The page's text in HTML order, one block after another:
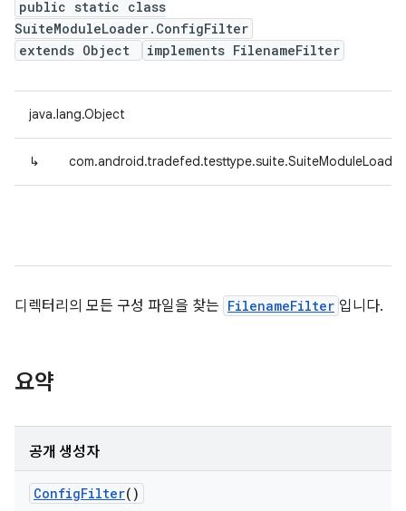
public static class
SuiteModuleLoader.ConfigFilter
extends Object
implements FilenameFilter
java.lang.Object
↳
디렉터리의 모든 구성 파일을 찾는 FilenameFilter 입니다.
요약
공개 생성자
ConfigFilter()